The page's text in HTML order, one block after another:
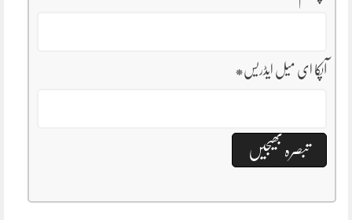
آپکا ای میل ایڈریس*